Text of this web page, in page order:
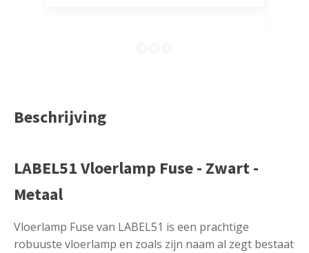
Beschrijving
LABEL51 Vloerlamp Fuse - Zwart -
Metaal
Vloerlamp Fuse van LABEL51 is een prachtige
robuuste vloerlamp en zoals zijn naam al zegt bestaat